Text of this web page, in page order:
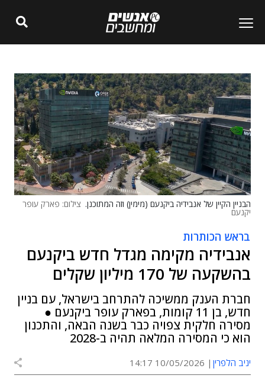
הבניין הקיין של אנבידיה ביקנעם (מימין) וזה המתוכנן. צילום: פארק עופר
יקנעם
בראש הכותרות
אנבידיה מקימה מגדל חדש ביקנעם
בהשקעה של 170 מיליון שקלים
חברת הענק ממשיכה להתרחב בישראל, עם בניין
חדש, בן 11 קומות, בפארק עופר ביקנעם ●
מסירה חלקית צפויה כבר בשנה הבאה, והתכנון
הוא כי המסירה המלאה תהיה ב-2028
יניב הלפרין 10/05/2026 14:17